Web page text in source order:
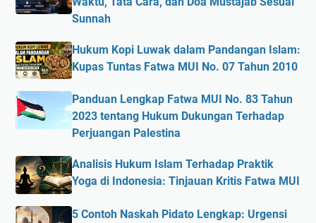
Sunnah
Hukum Kopi Luwak dalam Pandangan Islam:
Kupas Tuntas Fatwa MUI No. 07 Tahun 2010
Panduan Lengkap Fatwa MUI No. 83 Tahun
2023 tentang Hukum Dukungan Terhadap
Perjuangan Palestina
Analisis Hukum Islam Terhadap Praktik
Yoga di Indonesia: Tinjauan Kritis Fatwa MUI
5 Contoh Naskah Pidato Lengkap: Urgensi